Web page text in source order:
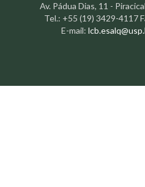
Av. Pádua Dias, 11 -
Tel.: +55 (19) 3429-4117
E-mail: